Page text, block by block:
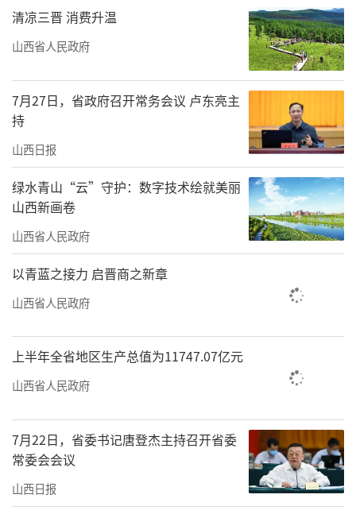
就风湿免疫性疾病的中西医结合防治研究新进
展和创新成果作特邀报告和专题报告。
本次会议以“融古汇今，求索创新”为主
题，聚焦中西医风湿免疫学科中的热点、难
点、重点问题。
山西是中华文明的发祥地之一，也是中医
药的发祥地之一。以王叔和、傅山为代表的历
代名医，为中医药传承和发展作出了突出的贡
献。
张伯礼说，希望通过此次学术年会，专家
能进一步加强沟通协作，传承中医药精华，吸
收现代科技创新成果和现代医学之长协同发
展，破解中西医结合风湿病学发展中的难题和
瓶颈。
陈香美指出，中医药人担负着遵循中医药
发展规律，推动中医药和西医药相互补充、协
调发展的重要使命。希望本次年会的召开，能
全面体现中医药的发展水平，能涌现出新的思
清凉三晋 消费升温
山西省人民政府
7月27日，省政府召开常务会议 卢东亮主
持
山西日报
绿水青山“云”守护：数字技术绘就美丽
山西新画卷
山西省人民政府
以青蓝之接力 启晋商之新章
山西省人民政府
上半年全省地区生产总值为11747.07亿元
山西省人民政府
7月22日，省委书记唐登杰主持召开省委
常委会会议
山西日报